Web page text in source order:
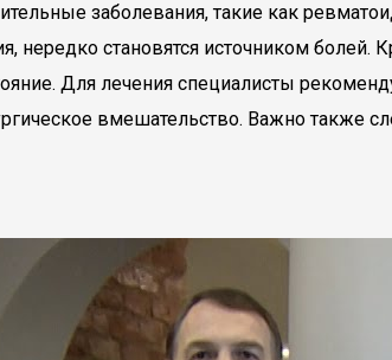
заболевания, такие как
становятся источником болей.
Для лечения специалисты
вмешательство. Важно также